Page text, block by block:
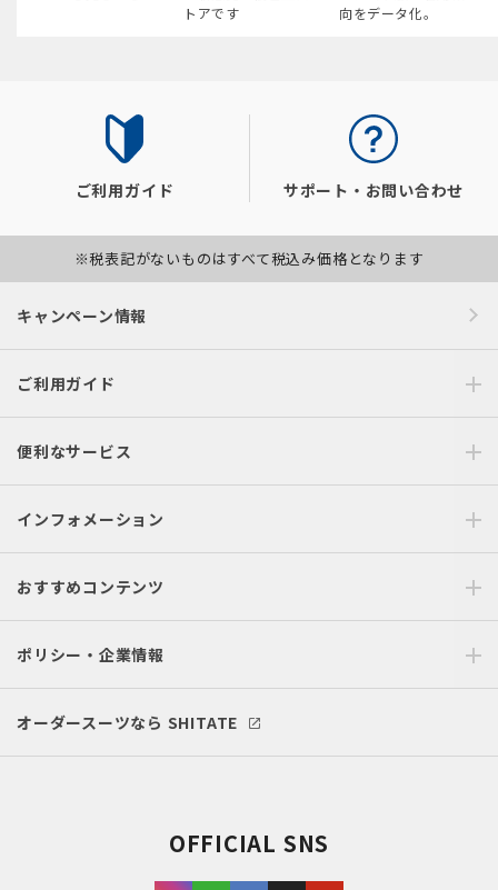
トアです
向をデータ化。
ご利用ガイド サポート・お問い合わせ
※税表記がないものはすべて税込み価格となります
キャンペーン情報
ご利用ガイド
便利なサービス
インフォメーション
おすすめコンテンツ
ポリシー・企業情報
オーダースーツなら SHITATE
OFFICIAL SNS